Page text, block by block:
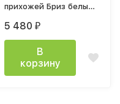
прихожей Бриз белый/
5 480 ₽
В
корзину